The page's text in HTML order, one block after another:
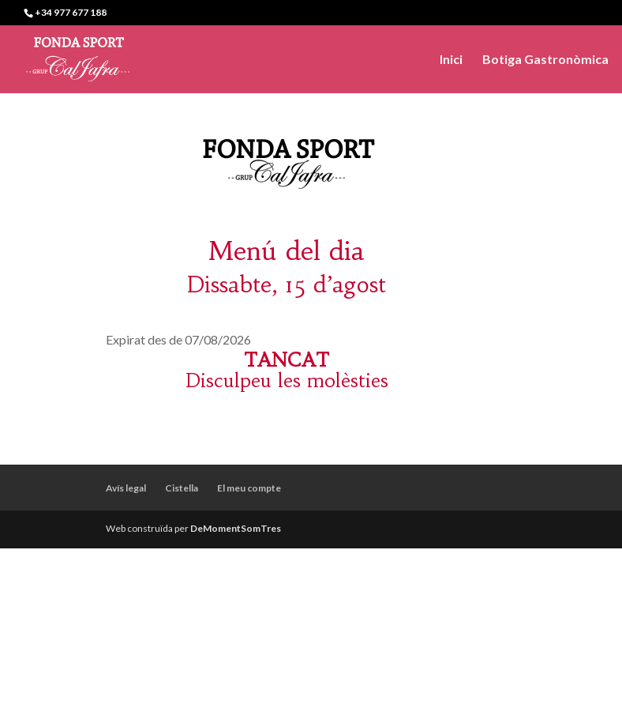
+34 977 677 188
Inici Botiga Gastronòmica
Menú del dia
Dissabte, 15 d’agost
Expirat des de 07/08/2026
TANCAT
Disculpeu les molèsties
Avís legal Cistella El meu compte
Web construïda per DeMomentSomTres